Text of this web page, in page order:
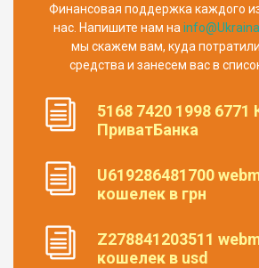
Финансовая поддержка каждого
нас. Напишите нам на
мы скажем вам, куда
средства и занесем вас в
5168 7420 1998 6771
ПриватБанка
U619286481700
кошелек в грн
Z278841203511
кошелек в usd